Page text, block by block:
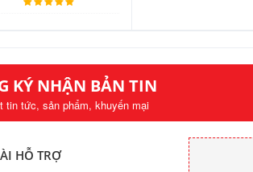
KÝ NHẬN BẢN TIN
tin tức, sản phẩm, khuyến mại
HỖ TRỢ